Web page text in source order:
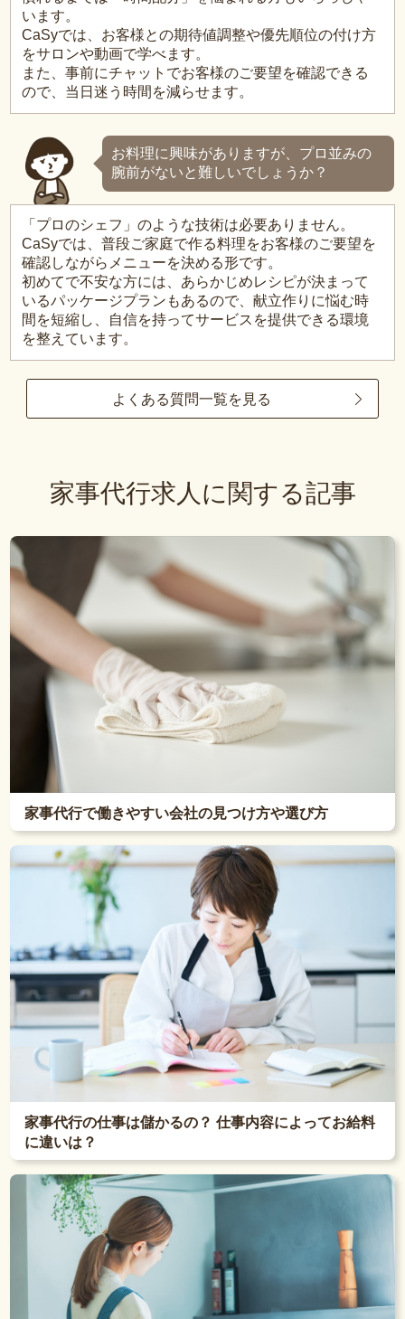
います。
CaSyでは、お客様との期待値調整や優先順位の付け方
をサロンや動画で学べます。
また、事前にチャットでお客様のご要望を確認できる
ので、当日迷う時間を減らせます。
お料理に興味がありますが、プロ並みの
腕前がないと難しいでしょうか？
「プロのシェフ」のような技術は必要ありません。
CaSyでは、普段ご家庭で作る料理をお客様のご要望を
確認しながらメニューを決める形です。
初めてで不安な方には、あらかじめレシピが決まって
いるパッケージプランもあるので、献立作りに悩む時
間を短縮し、自信を持ってサービスを提供できる環境
を整えています。
よくある質問一覧を見る
家事代行求人に関する記事
家事代行で働きやすい会社の見つけ方や選び方
家事代行の仕事は儲かるの？ 仕事内容によってお給料
に違いは？